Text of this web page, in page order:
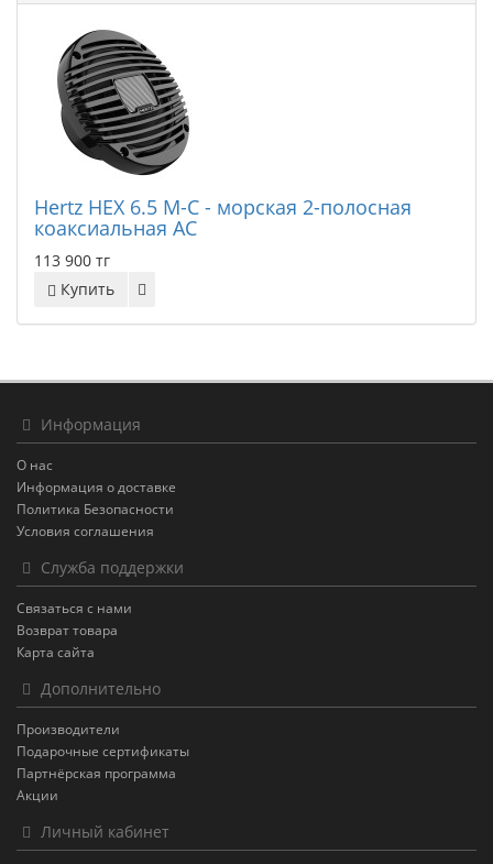
Hertz HEX 6.5 M-C - морская 2-полосная
коаксиальная АС
113 900 тг
Купить
Информация
О нас
Информация о доставке
Политика Безопасности
Условия соглашения
Служба поддержки
Связаться с нами
Возврат товара
Карта сайта
Дополнительно
Производители
Подарочные сертификаты
Партнёрская программа
Акции
Личный кабинет